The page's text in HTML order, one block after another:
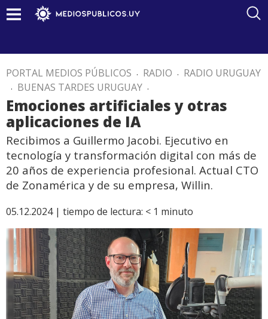
PORTAL MEDIOS PÚBLICOS . RADIO . RADIO URUGUAY
. BUENAS TARDES URUGUAY .
Emociones artificiales y otras
aplicaciones de IA
Recibimos a Guillermo Jacobi. Ejecutivo en
tecnología y transformación digital con más de
20 años de experiencia profesional. Actual CTO
de Zonamérica y de su empresa, Willin.
05.12.2024 | tiempo de lectura: < 1 minuto